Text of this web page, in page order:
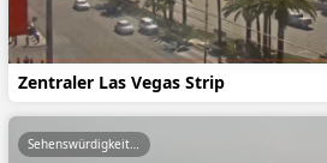
Zentraler Las Vegas Strip
Sehenswürdigkeiten